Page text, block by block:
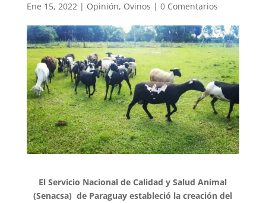
Ene 15, 2022| Opinión, Ovinos | 0 Comentarios
El Servicio Nacional de Calidad y Salud Animal
(Senacsa) de Paraguay estableció la creación del